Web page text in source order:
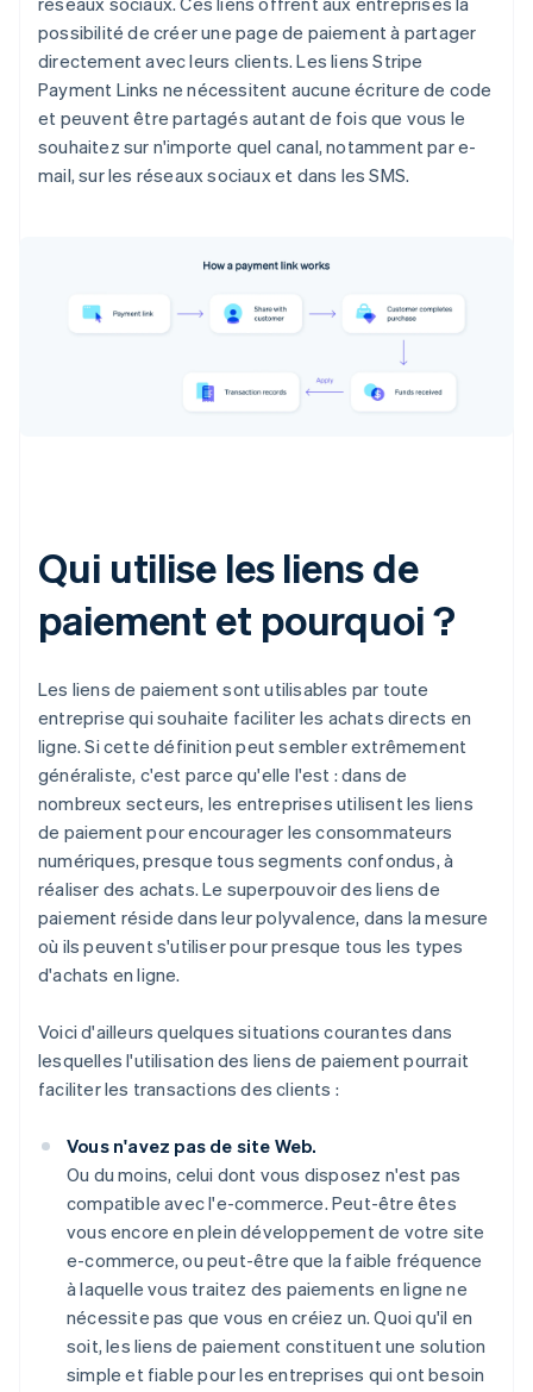
possibilité de créer une page de paiement à partager
directement avec leurs clients. Les liens Stripe
Payment Links ne nécessitent aucune écriture de code
et peuvent être partagés autant de fois que vous le
souhaitez sur n'importe quel canal, notamment par e-
mail, sur les réseaux sociaux et dans les SMS.
Qui utilise les liens de
paiement et pourquoi ?
Les liens de paiement sont utilisables par toute
entreprise qui souhaite faciliter les achats directs en
ligne. Si cette définition peut sembler extrêmement
généraliste, c'est parce qu'elle l'est : dans de
nombreux secteurs, les entreprises utilisent les liens
de paiement pour encourager les consommateurs
numériques, presque tous segments confondus, à
réaliser des achats. Le superpouvoir des liens de
paiement réside dans leur polyvalence, dans la mesure
où ils peuvent s'utiliser pour presque tous les types
d'achats en ligne.
Voici d'ailleurs quelques situations courantes dans
lesquelles l'utilisation des liens de paiement pourrait
faciliter les transactions des clients :
Vous n'avez pas de site Web.
Ou du moins, celui dont vous disposez n'est pas
compatible avec l'e-commerce. Peut-être êtes
vous encore en plein développement de votre site
e-commerce, ou peut-être que la faible fréquence
à laquelle vous traitez des paiements en ligne ne
nécessite pas que vous en créiez un. Quoi qu'il en
soit, les liens de paiement constituent une solution
simple et fiable pour les entreprises qui ont besoin